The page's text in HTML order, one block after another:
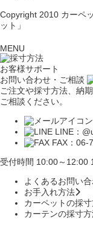
Copyright 2010 カーペ
ット」
MENU
お客様サポート
お問い合わせ・ご相談
ご注文や採寸方法、納
ご相談ください。
LINE：
FAX：06-
受付時間 10:00～12:00
よくあるお問い
お手入れ方法
カーペットの採
カーテンの採寸